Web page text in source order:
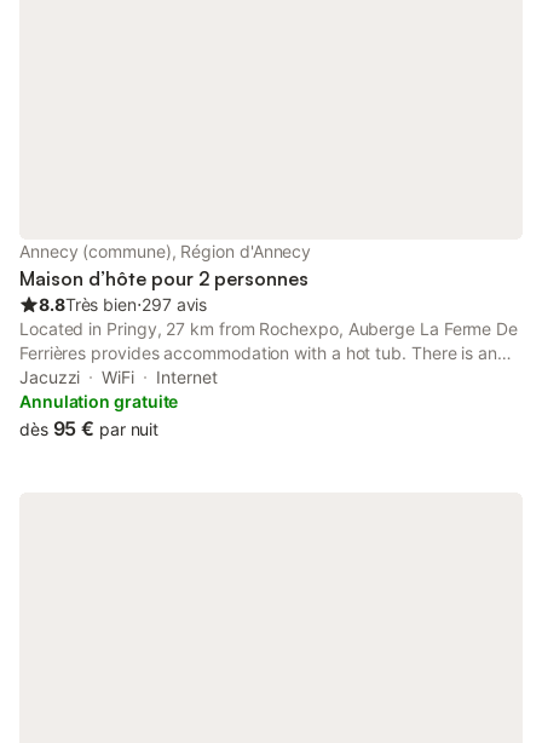
Annecy (commune), Région d'Annecy
Maison d’hôte pour 2 personnes
8.8Très bien⋅297 avis
Located in Pringy, 27 km from Rochexpo, Auberge La Ferme De
Ferrières provides accommodation with a hot tub. There is an
on-site restaurant and free private parking. The guest house
features family rooms and facilities for disabled guests.
Jacuzzi WiFi
Internet
Annulation gratuite
dès 95 € par nuit